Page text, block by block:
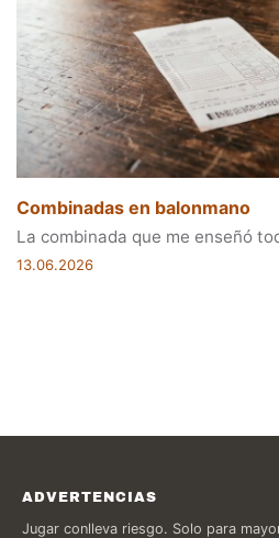
Combinadas en balonmano
La combinada que me enseñó
13.06.2026
ADVERTENCIAS
Jugar conlleva riesgo. Solo para